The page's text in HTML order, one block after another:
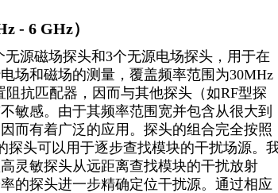
- 6 GHz）
无源磁场探头和3个无源电场探头，用于在
场和磁场的测量，覆盖频率范围为30MHz
阻抗匹配器，因而与其他探头（如RF型探
敏感。由于其频率范围宽并包含从很大到
而有着广泛的应用。探头的组合完全按照
探头可以用于逐步查找模块的干扰场源。
灵敏探头从远距离查找模块的干扰放射
的探头进一步精确定位干扰源。通过相应